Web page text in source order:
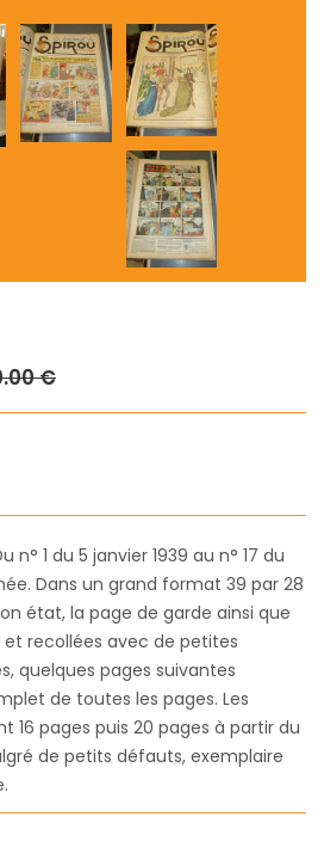
€
n° 1 du 5 janvier 1939 au n° 17 du
Dans un grand format 39 par 28
état, la page de garde ainsi que
et recollées avec de petites
quelques pages suivantes
de toutes les pages. Les
16 pages puis 20 pages à partir du
de petits défauts, exemplaire